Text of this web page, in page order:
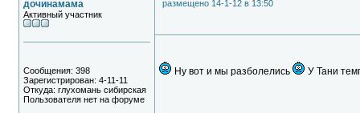
дочинамама
Активный участник
Сообщения: 398
Зарегистрирован: 4-11-11
Откуда: глухомань сибирская
Пользователя нет на форуме
размещено 14-1-12 в 13:50
Ну вот и мы разболелись У Тани